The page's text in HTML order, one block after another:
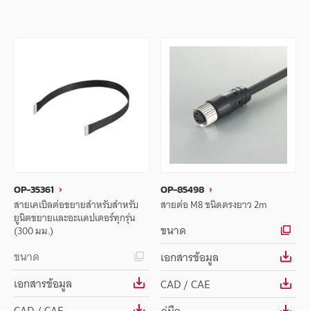
OP-35361
สายเคเบิลต่อขยายสำหรับสำหรับ
ยูนิตขยายและอะแดปเตอร์ทุกรุ่น
(300 มม.)
ขนาด
เอกสารข้อมูล
OP-85498
สายต่อ M8 ชนิดตรงยาว 2m
ขนาด
เอกสารข้อมูล
CAD / CAE